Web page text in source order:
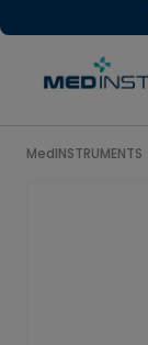
MedINSTRUMENTS